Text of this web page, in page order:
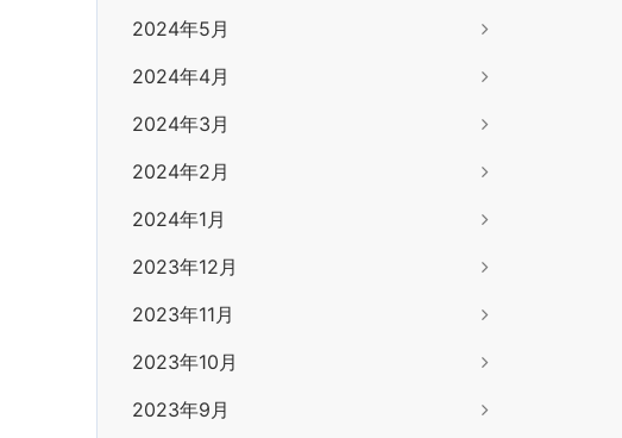
2024年5月
2024年4月
2024年3月
2024年2月
2024年1月
2023年12月
2023年11月
2023年10月
2023年9月